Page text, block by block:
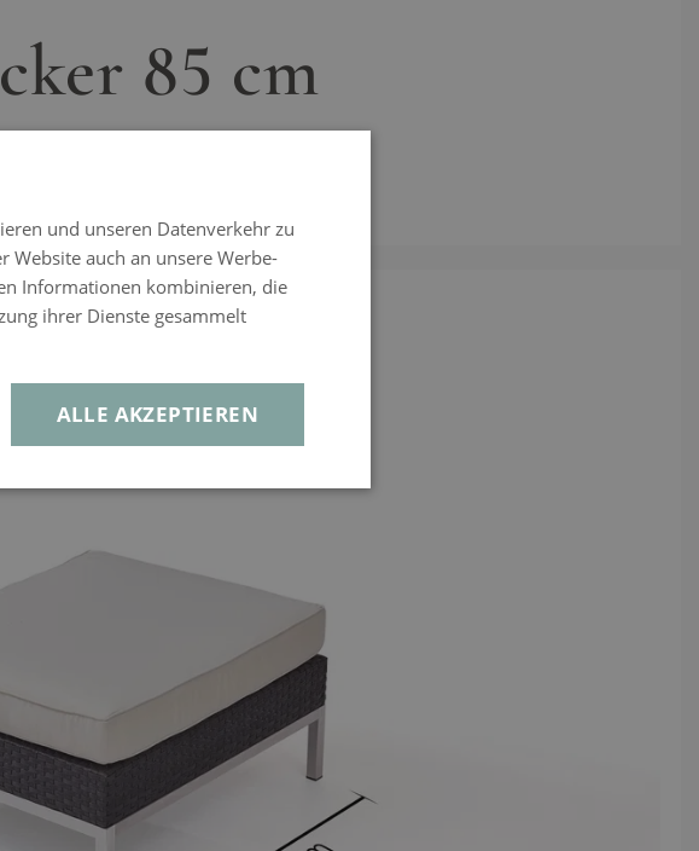
85 cm
und unseren Datenverkehr zu
auch an unsere Werbe-
Informationen kombinieren, die
ihrer Dienste gesammelt
ALLE AKZEPTIEREN